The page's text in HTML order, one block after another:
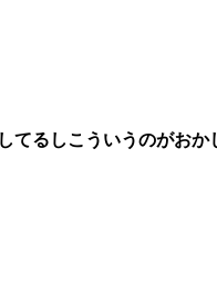
てるしこういうのがおか